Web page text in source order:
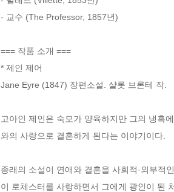
- 교수 (The Professor, 1857년)
=== 작품 소개 ===
* 제인 제어
Jane Eyre (1847) 장편소설. 샬롯 브론테 작.
고아인 제인은 숙모가 양육하지만 그의 냉혹
와의 사랑으로 결혼하게 된다는 이야기이다.
종래의 소설이 연애와 결혼을 사회적·외부적
이 로체스터를 사랑하면서 그에게 광인이 된